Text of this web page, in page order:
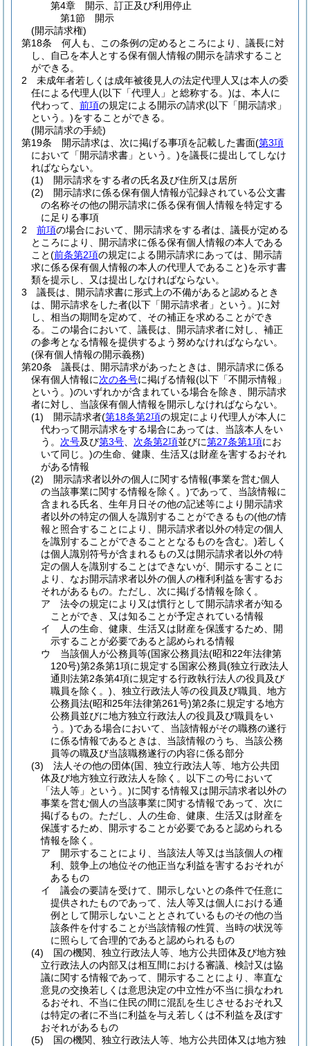
第4章
開示、訂正及び利用停止
第1節
開示
(開示請求権)
第18条
何人も、この条例の定めるところにより、議長に対
し、自己を本人とする保有個人情報の開示を請求すること
ができる。
2
未成年者若しくは成年被後見人の法定代理人又は本人の委
任による代理人(以下「代理人」と総称する。)は、本人に
代わって、 前項の規定による開示の請求(以下「開示請求」
という。)をすることができる。
(開示請求の手続)
第19条
開示請求は、次に掲げる事項を記載した書面(第3項
において「開示請求書」という。)を議長に提出してしなけ
ればならない。
(1)
開示請求をする者の氏名及び住所又は居所
(2)
開示請求に係る保有個人情報が記録されている公文書
の名称その他の開示請求に係る保有個人情報を特定する
に足りる事項
2
前項の場合において、開示請求をする者は、議長が定める
ところにより、開示請求に係る保有個人情報の本人である
こと(前条第2項の規定による開示請求にあっては、開示請
求に係る保有個人情報の本人の代理人であること)を示す書
類を提示し、又は提出しなければならない。
3
議長は、開示請求書に形式上の不備があると認めるとき
は、開示請求をした者(以下「開示請求者」という。)に対
し、相当の期間を定めて、その補正を求めることができ
る。
この場合において、議長は、開示請求者に対し、補正
の参考となる情報を提供するよう努めなければならない。
(保有個人情報の開示義務)
第20条
議長は、開示請求があったときは、開示請求に係る
保有個人情報に次の各号に掲げる情報(以下「不開示情報」
という。)のいずれかが含まれている場合を除き、開示請求
者に対し、当該保有個人情報を開示しなければならない。
(1)
開示請求者(第18条第2項の規定により代理人が本人に
代わって開示請求をする場合にあっては、当該本人をい
う。 次号及び第3号 次条第2項並びに第27条第1項にお
いて同じ。)の生命、健康、生活又は財産を害するおそれ
がある情報
(2)
開示請求者以外の個人に関する情報(事業を営む個人
の当該事業に関する情報を除く。)であって、当該情報に
含まれる氏名、生年月日その他の記述等により開示請求
者以外の特定の個人を識別することができるもの(他の情
報と照合することにより、開示請求者以外の特定の個人
を識別することができることとなるものを含む。)若しく
は個人識別符号が含まれるもの又は開示請求者以外の特
定の個人を識別することはできないが、開示することに
より、なお開示請求者以外の個人の権利利益を害するお
それがあるもの。 ただし、次に掲げる情報を除く。
ア
法令の規定により又は慣行として開示請求者が知る
ことができ、又は知ることが予定されている情報
イ
人の生命、健康、生活又は財産を保護するため、開
示することが必要であると認められる情報
ウ
当該個人が公務員等(国家公務員法(昭和22年法律第
120号)第2条第1項に規定する国家公務員(独立行政法人
通則法第2条第4項に規定する行政執行法人の役員及び
職員を除く。) 、独立行政法人等の役員及び職員、地方
公務員法(昭和25年法律第261号)第2条に規定する地方
公務員並びに地方独立行政法人の役員及び職員をい
う。)である場合において、当該情報がその職務の遂行
に係る情報であるときは、当該情報のうち、当該公務
員等の職及び当該職務遂行の内容に係る部分
(3)
法人その他の団体(国、独立行政法人等、地方公共団
体及び地方独立行政法人を除く。以下この号において
「法人等」という。)に関する情報又は開示請求者以外の
事業を営む個人の当該事業に関する情報であって、次に
掲げるもの。 ただし、人の生命、健康、生活又は財産を
保護するため、開示することが必要であると認められる
情報を除く。
ア
開示することにより、当該法人等又は当該個人の権
利、競争上の地位その他正当な利益を害するおそれが
あるもの
イ
議会の要請を受けて、開示しないとの条件で任意に
提供されたものであって、法人等又は個人における通
例として開示しないこととされているものその他の当
該条件を付することが当該情報の性質、当時の状況等
に照らして合理的であると認められるもの
(4)
国の機関、独立行政法人等、地方公共団体及び地方独
立行政法人の内部又は相互間における審議、検討又は協
議に関する情報であって、開示することにより、率直な
意見の交換若しくは意思決定の中立性が不当に損なわれ
るおそれ、不当に住民の間に混乱を生じさせるおそれ又
は特定の者に不当に利益を与え若しくは不利益を及ぼす
おそれがあるもの
(5)
国の機関、独立行政法人等、地方公共団体又は地方独